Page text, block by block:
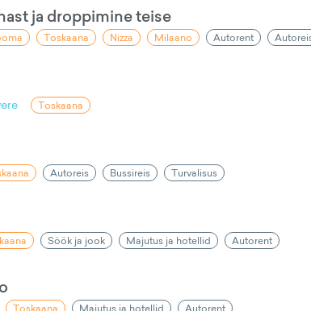
ja droppimine teise
Toskaana Nizza Milaano Autorent
Toskaana
Autoreis Bussireis Turvalisus
Söök ja jook Majutus ja hotellid Autorent
Toskaana Majutus ja hotellid Autorent